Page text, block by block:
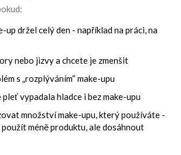
up držel celý den - například na práci, na
nebo jizvy a chcete je zmenšit
s „rozplýváním“ make-upu
pleť vypadala hladce i bez make-upu
množství make-upu, který používáte -
méně produktu, ale dosáhnout